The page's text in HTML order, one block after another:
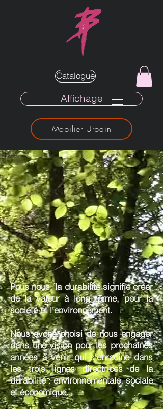
Catalogue
Affichage
Mobilier Urbain
Pous nous, la durabilité signifie créer
de la valeur à long terme, pour la
société et l'environnement.
Nous avons choisi de nous engager
dans une vision pour les prochaines
années à venir qui s'enracine dans
les trois lignes directrices de la
durabilité : environnementale, sociale
et économique.